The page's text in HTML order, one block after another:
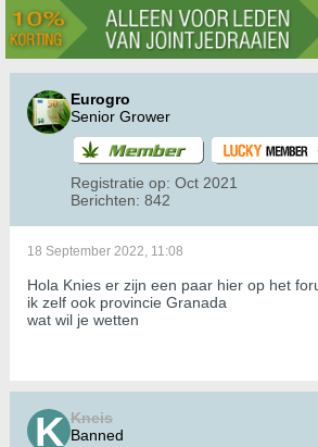
Eurogro
Senior Grower
Registratie op: Oct 2021
Berichten: 842
18 September 2022, 11:08
Hola Knies er zijn een paar hier op het
ik zelf ook provincie Granada
wat wil je wetten
Kneis
Banned